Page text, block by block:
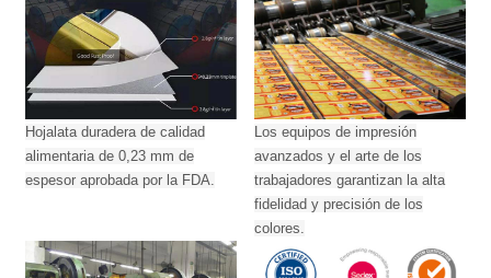
Hojalata duradera de calidad
alimentaria de 0,23 mm de
espesor aprobada por la FDA.
Los equipos de impresión
avanzados y el arte de los
trabajadores garantizan la alta
fidelidad y precisión de los
colores.